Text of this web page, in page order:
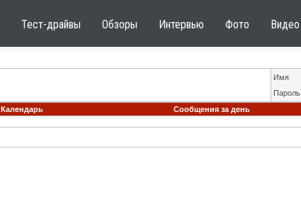
Тест-драйвы Обзоры Интервью Фото Видео
Имя
Пароль
Календарь Сообщения за день